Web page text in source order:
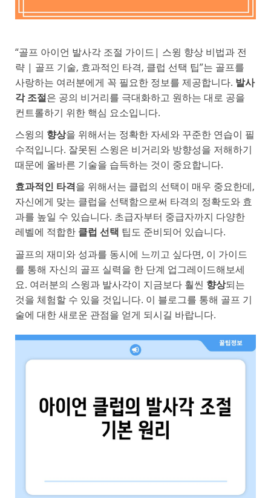
“골프 아이언 발사각 조절 가이드| 스윙 향상 비법과 전
략 | 골프 기술, 효과적인 타격, 클럽 선택 팁”는 골프를
사랑하는 여러분에게 꼭 필요한 정보를 제공합니다. 발사
각 조절은 공의 비거리를 극대화하고 원하는 대로 공을
컨트롤하기 위한 핵심 요소입니다.
스윙의 향상을 위해서는 정확한 자세와 꾸준한 연습이 필
수적입니다. 잘못된 스윙은 비거리와 방향성을 저해하기
때문에 올바른 기술을 습득하는 것이 중요합니다.
효과적인 타격을 위해서는 클럽의 선택이 매우 중요한데,
자신에게 맞는 클럽을 선택함으로써 타격의 정확도와 효
과를 높일 수 있습니다. 초급자부터 중급자까지 다양한
레벨에 적합한 클럽 선택 팁도 준비되어 있습니다.
골프의 재미와 성과를 동시에 느끼고 싶다면, 이 가이드
를 통해 자신의 골프 실력을 한 단계 업그레이드해보세
요. 여러분의 스윙과 발사각이 지금보다 훨씬 향상되는
것을 체험할 수 있을 것입니다. 이 블로그를 통해 골프 기
술에 대한 새로운 관점을 얻게 되시길 바랍니다.